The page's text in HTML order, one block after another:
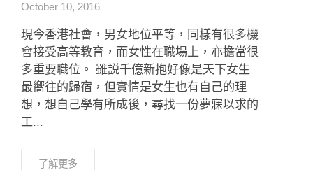
October 10, 2016
現今香港社會，男女地位平等，同樣有很多機
會接受高等教育，而女性在職場上，亦擔當很
多重要職位。 雖説千億新抱好像是天下女生
最嚮往的歸宿，但實情是女生也有自己的理
想，想自己學有所成後，尋找一份夢寐以求的
工...
了解更多